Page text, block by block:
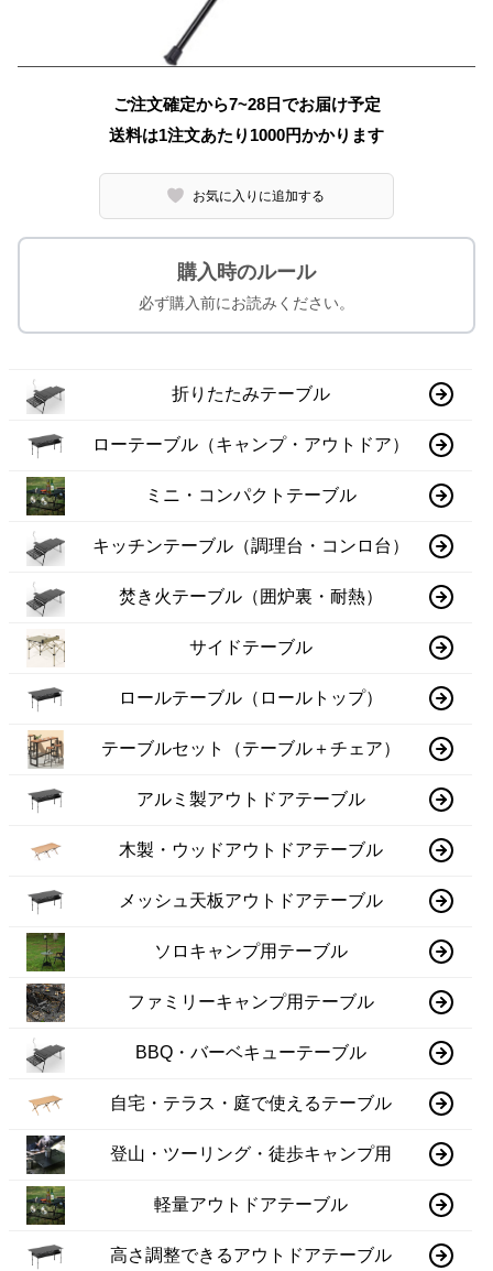
ご注文確定から7~28日でお届け予定
送料は1注文あたり 1000円かかります
お気に入りに追加する
購入時のルール
必ず購入前にお読みください。
折りたたみテーブル
ローテーブル（キャンプ・アウトドア）
ミニ・コンパクトテーブル
キッチンテーブル（調理台・コンロ台）
焚き火テーブル（囲炉裏・耐熱）
サイドテーブル
ロールテーブル（ロールトップ）
テーブルセット（テーブル＋チェア）
アルミ製アウトドアテーブル
木製・ウッドアウトドアテーブル
メッシュ天板アウトドアテーブル
ソロキャンプ用テーブル
ファミリーキャンプ用テーブル
BBQ・バーベキューテーブル
自宅・テラス・庭で使えるテーブル
登山・ツーリング・徒歩キャンプ用
軽量アウトドアテーブル
高さ調整できるアウトドアテーブル